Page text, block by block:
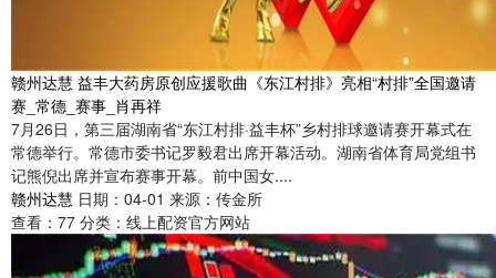
赣州达慧 益丰大药房原创应援歌曲《东江村排》亮相“村排”全国邀请
赛_常德_赛事_肖再祥
7月26日，第三届湖南省“东江村排·益丰杯”乡村排球邀请赛开幕式在
常德举行。常德市委书记罗毅君出席开幕活动。湖南省体育局党组书
记熊倪出席并宣布赛事开幕。前中国女....
赣州达慧 日期：04-01 来源：传金所
查看： 77 分类： 线上配资官方网站